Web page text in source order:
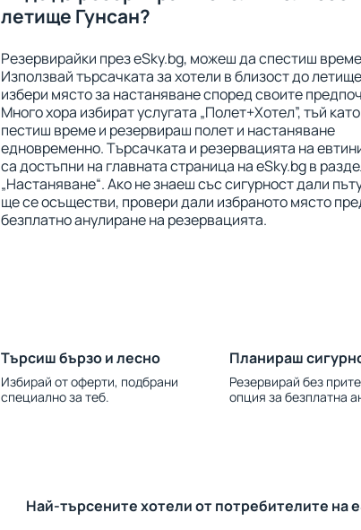
летище Гунсан?
Резервирайки през eSky.bg, можеш да спестиш
Използвай търсачката за хотели в близост до
избери място за настаняване според своите
Много хора избират услугата „Полет+Хотел”, тъй
пестиш време и резервираш полет и настаняване
едновременно. Търсачката и резервацията на
са достъпни на главната страница на eSky.bg в
„Настаняване“. Ако не знаеш със сигурност дали
ще се осъществи, провери дали избраното място
безплатно анулиране на резервацията.
Търсиш бързо и лесно
Избирай от оферти, подбрани
специално за теб.
Планираш
Резервирай без
опция за безплатна
Най-търсените хотели от потребителите на